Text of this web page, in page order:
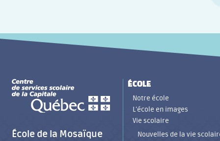
École de la Mosaïque
ÉCOLE
Notre école
L’école en images
Vie scolaire
Nouvelles de la vie